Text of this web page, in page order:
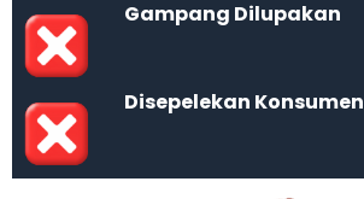
Gampang Dilupakan
Disepelekan Konsumen